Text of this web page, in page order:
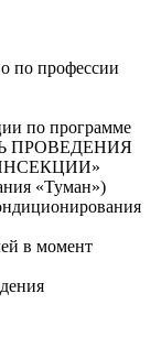
по профессии
по программе
ПРОВЕДЕНИЯ
«Туман»)
в момент